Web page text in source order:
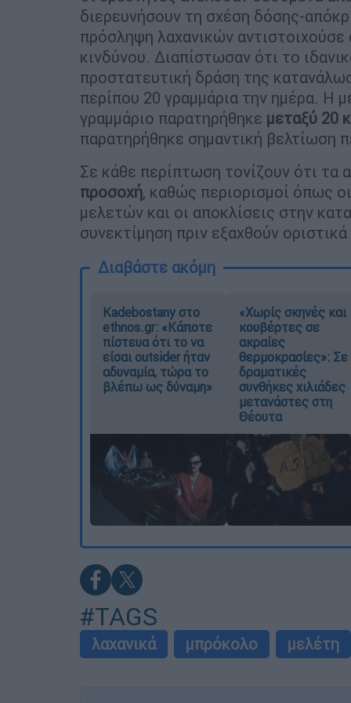
διερευνήσουν τη σχέση δόσης-
πρόσληψη λαχανικών
κινδύνου. Διαπίστωσαν ότι το
προστατευτική δράση της
περίπου 20 γραμμάρια την ημέρα. Η
γραμμάριο παρατηρήθηκε μεταξύ 20
παρατηρήθηκε σημαντική βελτίωση
Σε κάθε περίπτωση τονίζουν ότι τα
προσοχή, καθώς περιορισμοί όπως
μελετών και οι αποκλίσεις στην
συνεκτίμηση πριν εξαχθούν
Διαβάστε ακόμη
Kadebostany στο
ethnos.gr: «Κάποτε
πίστευα ότι το να
είσαι outsider ήταν
αδυναμία, τώρα το
βλέπω ως δύναμη»
«Χωρίς σκηνές και
κουβέρτες σε
ακραίες
θερμοκρασίες»: Σε
δραματικές
συνθήκες χιλιάδες
μετανάστες στη
Θέουτα
#TAGS
λαχανικά μπρόκολο μελέτη